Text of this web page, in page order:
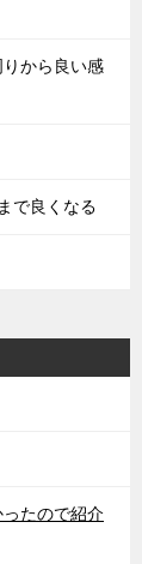
から良い感
で良くなる
たので紹介